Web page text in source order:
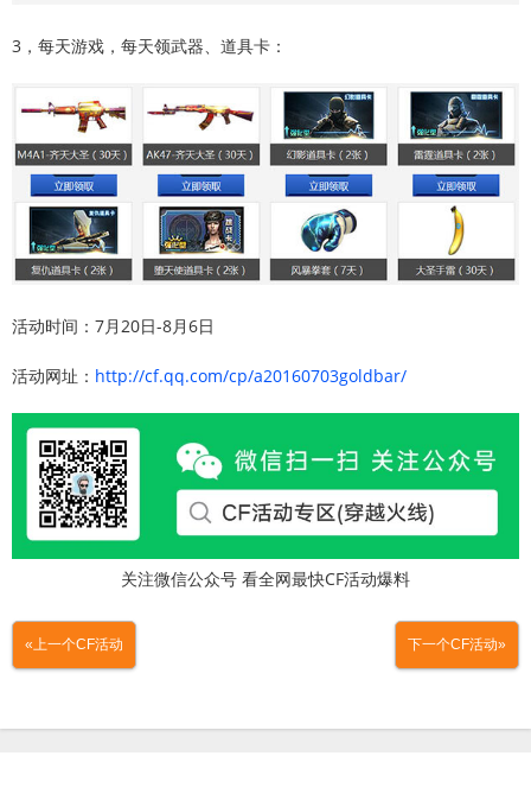
3，每天游戏，每天领武器、道具卡：
活动时间：7月20日-8月6日
活动网址： http://cf.qq.com/cp/a20160703goldbar/
关注微信公众号 看全网最快CF活动爆料
«上一个CF活动 下一个CF活动»